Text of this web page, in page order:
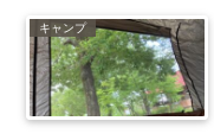
キャンプ